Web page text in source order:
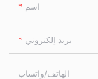
اسم
بريد إلكتروني
الهاتف/واتساب